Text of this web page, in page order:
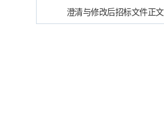
澄清与修改后招标文件正文